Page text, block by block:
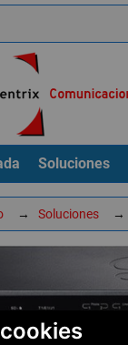
Soluciones
→ Soluciones →